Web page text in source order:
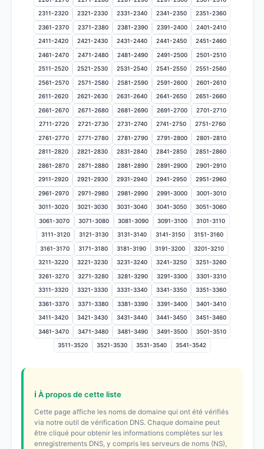
2311-2320 2321-2330 2331-2340 2341-2350 2351-2360
2361-2370 2371-2380 2381-2390 2391-2400 2401-2410
2411-2420 2421-2430 2431-2440 2441-2450 2451-2460
2461-2470 2471-2480 2481-2490 2491-2500 2501-2510
2511-2520 2521-2530 2531-2540 2541-2550 2551-2560
2561-2570 2571-2580 2581-2590 2591-2600 2601-2610
2611-2620 2621-2630 2631-2640 2641-2650 2651-2660
2661-2670 2671-2680 2681-2690 2691-2700 2701-2710
2711-2720 2721-2730 2731-2740 2741-2750 2751-2760
2761-2770 2771-2780 2781-2790 2791-2800 2801-2810
2811-2820 2821-2830 2831-2840 2841-2850 2851-2860
2861-2870 2871-2880 2881-2890 2891-2900 2901-2910
2911-2920 2921-2930 2931-2940 2941-2950 2951-2960
2961-2970 2971-2980 2981-2990 2991-3000 3001-3010
3011-3020 3021-3030 3031-3040 3041-3050 3051-3060
3061-3070 3071-3080 3081-3090 3091-3100 3101-3110
3111-3120 3121-3130 3131-3140 3141-3150 3151-3160
3161-3170 3171-3180 3181-3190 3191-3200 3201-3210
3211-3220 3221-3230 3231-3240 3241-3250 3251-3260
3261-3270 3271-3280 3281-3290 3291-3300 3301-3310
3311-3320 3321-3330 3331-3340 3341-3350 3351-3360
3361-3370 3371-3380 3381-3390 3391-3400 3401-3410
3411-3420 3421-3430 3431-3440 3441-3450 3451-3460
3461-3470 3471-3480 3481-3490 3491-3500 3501-3510
3511-3520 3521-3530 3531-3540 3541-3542
ℹ️ À propos de cette liste
Cette page affiche les noms de domaine qui ont été vérifiés
via notre outil de vérification DNS. Chaque domaine peut
être cliqué pour obtenir les informations complètes sur les
enregistrements DNS, y compris les serveurs de noms (NS),